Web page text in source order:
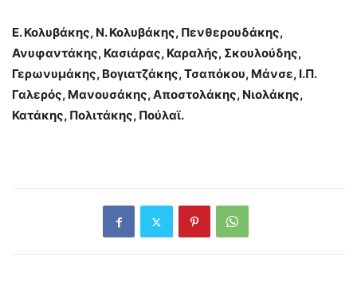
Ε. Κολυβάκης, Ν. Κολυβάκης, Πενθερουδάκης,
Ανυφαντάκης, Κασιάρας, Καραλής, Σκουλούδης,
Γερωνυμάκης, Βογιατζάκης, Τσαπόκου, Μάνσε, Ι.Π.
Γαλερός, Μανουσάκης, Αποστολάκης, Νιολάκης,
Κατάκης, Πολιτάκης, Πούλαϊ.